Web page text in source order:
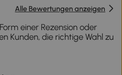
Alle Bewertungen anzeigen
einer Rezension oder
Kunden, die richtige Wahl zu